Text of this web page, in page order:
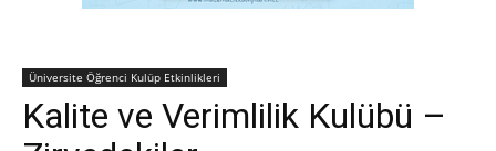
Üniversite Öğrenci Kulüp Etkinlikleri
Kalite ve Verimlilik Kulübü –